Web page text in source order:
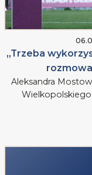
„Trzeba
Aleksandra
Wielkopolskiego